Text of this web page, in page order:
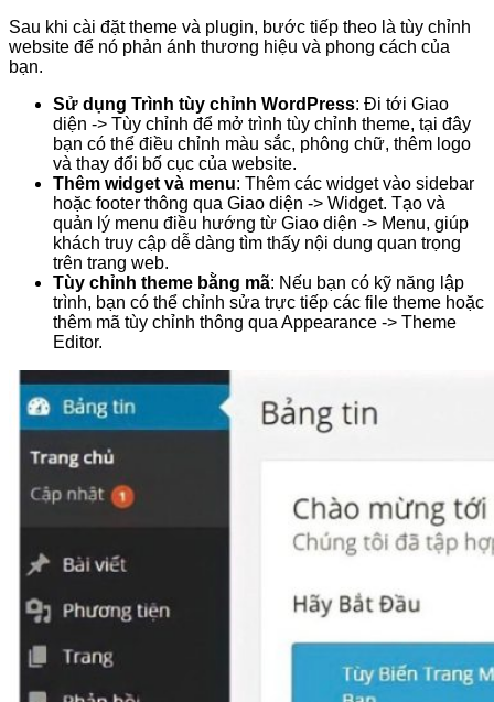
Sau khi cài đặt theme và plugin, bước tiếp theo là tùy chỉnh
website để nó phản ánh thương hiệu và phong cách của
bạn.
Sử dụng Trình tùy chỉnh WordPress: Đi tới Giao
diện -> Tùy chỉnh để mở trình tùy chỉnh theme, tại đây
bạn có thể điều chỉnh màu sắc, phông chữ, thêm logo
và thay đổi bố cục của website.
Thêm widget và menu: Thêm các widget vào sidebar
hoặc footer thông qua Giao diện -> Widget. Tạo và
quản lý menu điều hướng từ Giao diện -> Menu, giúp
khách truy cập dễ dàng tìm thấy nội dung quan trọng
trên trang web.
Tùy chỉnh theme bằng mã: Nếu bạn có kỹ năng lập
trình, bạn có thể chỉnh sửa trực tiếp các file theme hoặc
thêm mã tùy chỉnh thông qua Appearance -> Theme
Editor.